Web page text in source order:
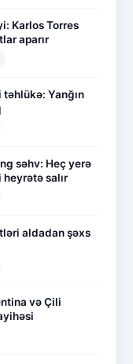
Karlos Torres
aparır
Yanğın
səhv: Heç yerə
salır
aldadan şəxs
və Çili